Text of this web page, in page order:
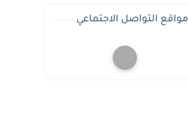
مواقع التواصل الاجتماعي